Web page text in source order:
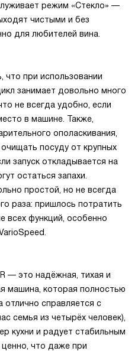
режим «Стекло» —
чистыми и без
для любителей вина.
что при использовании
занимает довольно много
не всегда удобно, если
в машине. Также,
ополаскивания,
посуду от крупных
запуск откладывается на
остаться запахи.
простой, но не всегда
раза: пришлось потратить
всех функций, особенно
— это надёжная, тихая и
машина, которая полностью
справляется с
семья из четырёх человек),
кухни и радует стабильным
что даже при